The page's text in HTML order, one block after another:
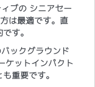
ブの シニアセー
は最適です。直
す。
ックグラウンド
ケットインパクト
重要です。